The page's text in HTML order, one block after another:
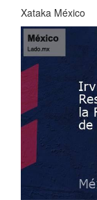
Xataka México